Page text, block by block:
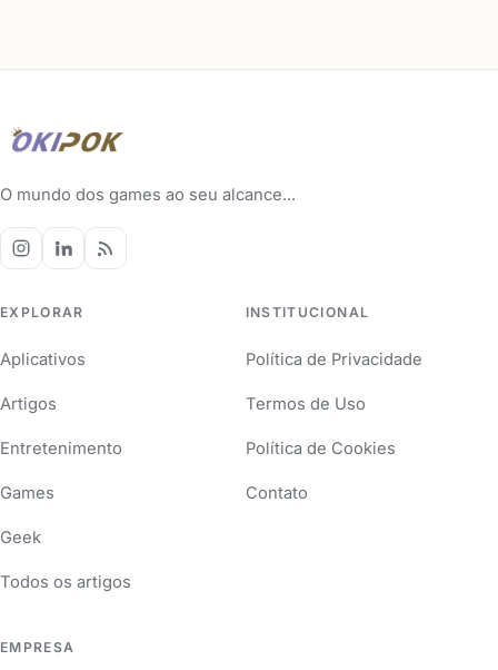
O mundo dos games ao seu alcance...
EXPLORAR
Aplicativos
Artigos
Entretenimento
Games
Geek
Todos os artigos
INSTITUCIONAL
Política de Privacidade
Termos de Uso
Política de Cookies
Contato
EMPRESA